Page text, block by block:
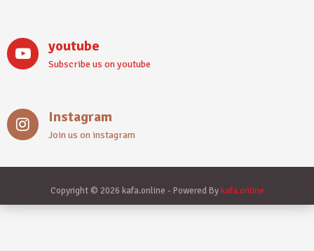
youtube
Subscribe us on youtube
Instagram
Join us on instagram
Copyright © 2026 kafa.online - Powered Bykafa.online